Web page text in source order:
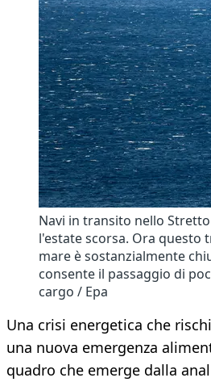
Navi in transito nello
l'estate scorsa. Ora questo
mare è sostanzialmente
consente il passaggio di
cargo / Epa
Una crisi energetica che
una nuova emergenza
quadro che emerge dalla